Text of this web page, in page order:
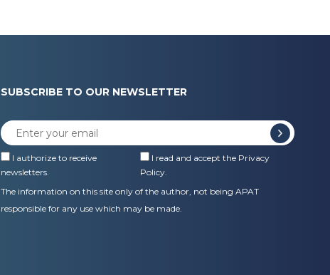
SUBSCRIBE TO OUR NEWSLETTER
I authorize to receive
newsletters.
I read and accept the Privacy
Policy.
The information on this site only of the author, not being APAT
responsible for any use which may be made.